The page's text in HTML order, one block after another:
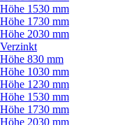
Höhe 1530 mm
Höhe 1730 mm
Höhe 2030 mm
Verzinkt
Höhe 830 mm
Höhe 1030 mm
Höhe 1230 mm
Höhe 1530 mm
Höhe 1730 mm
Höhe 2030 mm